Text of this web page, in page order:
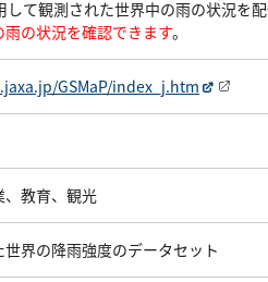
て観測された世界中の雨の状況を配
の状況を確認できます。
GSMaP/index_j.htm
教育、観光
界の降雨強度のデータセット